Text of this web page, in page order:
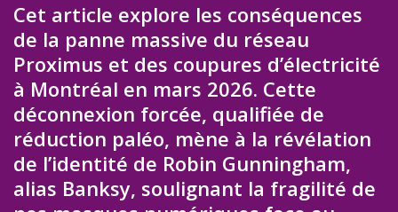
Cet article explore les conséquences
de la panne massive du réseau
Proximus et des coupures d’électricité
à Montréal en mars 2026. Cette
déconnexion forcée, qualifiée de
réduction paléo, mène à la révélation
de l’identité de Robin Gunningham,
alias Banksy, soulignant la fragilité de